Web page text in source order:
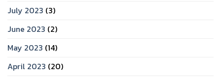
July 2023 (3)
June 2023 (2)
May 2023 (14)
April 2023 (20)